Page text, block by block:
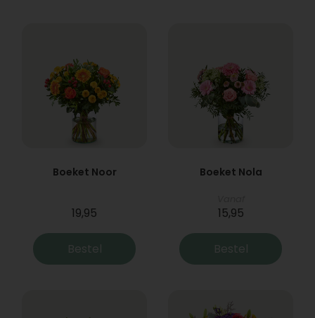
Boeket Noor
19,95
Bestel
Boeket Nola
15,95
Bestel